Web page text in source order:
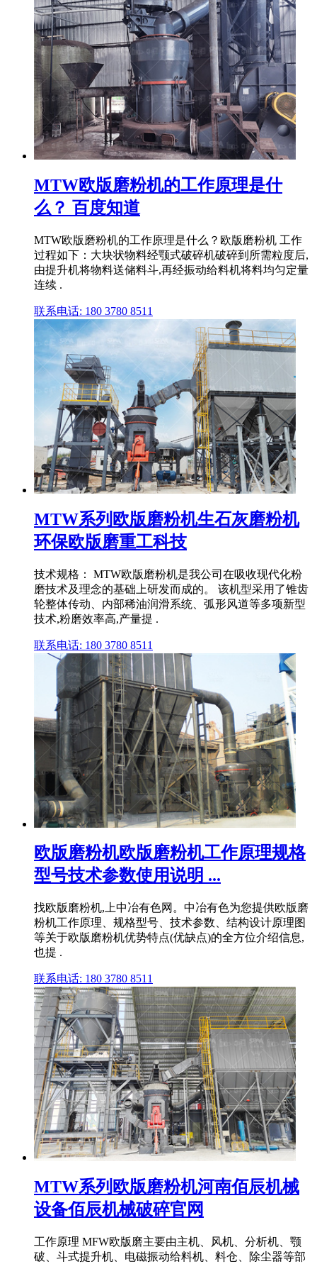
MTW欧版磨粉机的工作原理是什
么？ 百度知道
MTW欧版磨粉机的工作原理是什么？欧版磨粉机 工作
过程如下：大块状物料经颚式破碎机破碎到所需粒度后,
由提升机将物料送储料斗,再经振动给料机将料均匀定量
连续 .
联系电话: 180 3780 8511
MTW系列欧版磨粉机生石灰磨粉机
环保欧版磨重工科技
技术规格： MTW欧版磨粉机是我公司在吸收现代化粉
磨技术及理念的基础上研发而成的。 该机型采用了锥齿
轮整体传动、内部稀油润滑系统、弧形风道等多项新型
技术,粉磨效率高,产量提 .
联系电话: 180 3780 8511
欧版磨粉机欧版磨粉机工作原理规格
型号技术参数使用说明 ...
找欧版磨粉机,上中冶有色网。中冶有色为您提供欧版磨
粉机工作原理、规格型号、技术参数、结构设计原理图
等关于欧版磨粉机优势特点(优缺点)的全方位介绍信息,
也提 .
联系电话: 180 3780 8511
MTW系列欧版磨粉机河南佰辰机械
设备佰辰机械破碎官网
工作原理 MFW欧版磨主要由主机、风机、分析机、颚
破、斗式提升机、电磁振动给料机、料仓、除尘器等部